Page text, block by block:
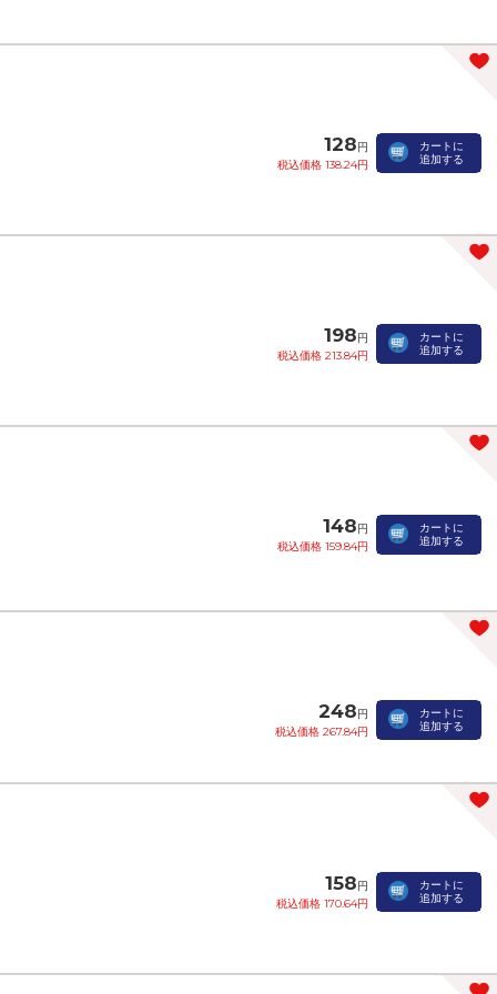
128円
税込価格 138.24円
カートに
追加する
198円
税込価格 213.84円
カートに
追加する
148円
税込価格 159.84円
カートに
追加する
248円
税込価格 267.84円
カートに
追加する
158円
税込価格 170.64円
カートに
追加する